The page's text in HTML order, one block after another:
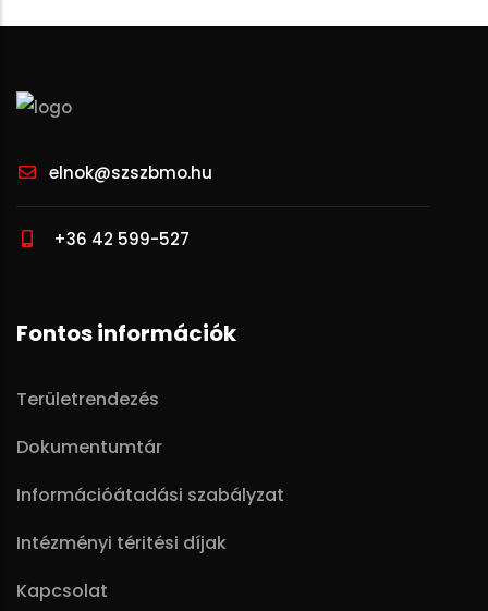
elnok@szszbmo.hu
+36 42 599-527
Fontos információk
Területrendezés
Dokumentumtár
Információátadási szabályzat
Intézményi téritési díjak
Kapcsolat